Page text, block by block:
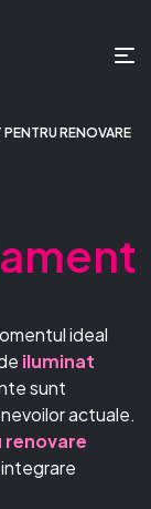
PENTRU RENOVARE
ideal
iluminat
sunt
actuale.